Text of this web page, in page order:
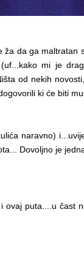
da ga
mi je
od nekih
ki će biti
naravno)
Dovoljno je
puta....u